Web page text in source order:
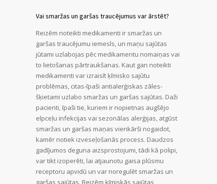
Vai smaržas un garšas traucējumus var ārstēt?
Reizēm noteikti medikamenti ir smaržas un
garšas traucējumu iemesls, un maņu sajūtas
jūtami uzlabojas pēc medikamentu nomaiņas vai
to lietošanas pārtraukšanas. Kaut gan noteikti
medikamenti var izraisīt ķīmisko sajūtu
problēmas, citas-īpaši antialerģiskas zāles-
šķietami uzlabo smaržas un garšas sajūtas. Daži
pacienti, īpaši tie, kuriem ir nopietnas augšējo
elpceļu infekcijas vai sezonālas alerģijas, atgūst
smaržas un garšas maņas vienkārši nogaidot,
kamēr notiek izveseļošanās process. Daudzos
gadījumos deguna aizsprostojumi, tādi kā polipi,
var tikt izoperēti, lai atjaunotu gaisa plūsmu
receptoru apvidū un var noregulēt smaržas un
garšas sajūtas. Reizēm ķīmiskās sajūtas